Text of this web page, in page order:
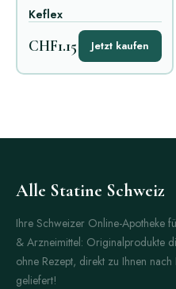
Keflex
CHF1.15 Jetzt kaufen
Alle Statine Schweiz
Ihre Schweizer Online-Apotheke
& Arzneimittel: Originalprodukte
ohne Rezept, direkt zu Ihnen nach
geliefert!